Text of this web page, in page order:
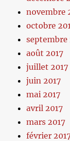
novembre
octobre
septembre
août 2017
juillet 2017
juin 2017
mai 2017
avril 2017
mars 2017
février